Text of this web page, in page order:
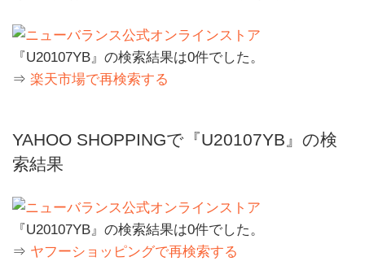
『U20107YB』の検索結果は0件でした。
⇒ 楽天市場で再検索する
YAHOO SHOPPINGで『U20107YB』の検
索結果
『U20107YB』の検索結果は0件でした。
⇒ ヤフーショッピングで再検索する